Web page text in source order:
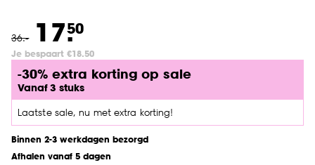
36.- 17.50
Je bespaart €18.50
-30% extra korting op sale
Vanaf 3 stuks
Laatste sale, nu met extra korting!
Binnen 2-3 werkdagen bezorgd
Afhalen vanaf 5 dagen